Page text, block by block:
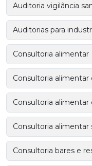
Auditoria vigilância
Auditorias para
Consultoria alimentar
Consultoria alimentar
Consultoria
Consultoria alimentar
Consultoria bares e